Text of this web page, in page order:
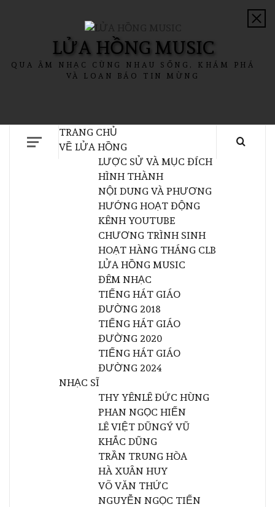
LỬA HỒNG MUSIC
QUA ÂM NHẠC CÙNG NHAU SỐNG, KHÁM PHÁ
VÀ LOAN BÁO TIN MỪNG
TRANG CHỦ
VỀ LỬA HỒNG
LƯỢC SỬ VÀ MỤC ĐÍCH
HÌNH THÀNH
NỘI DUNG VÀ PHƯƠNG
HƯỚNG HOẠT ĐỘNG
KÊNH YOUTUBE
CHƯƠNG TRÌNH SINH
HOẠT HÀNG THÁNG CLB
LỬA HỒNG MUSIC
ĐÊM NHẠC
TIẾNG HÁT GIÁO
ĐƯỜNG 2018
TIẾNG HÁT GIÁO
ĐƯỜNG 2020
TIẾNG HÁT GIÁO
ĐƯỜNG 2024
NHẠC SĨ
THY YÊNLÊ ĐỨC HÙNG
PHAN NGỌC HIẾN
LÊ VIỆT DŨNGÝ VŨ
KHẮC DŨNG
TRẦN TRUNG HÒA
HÀ XUÂN HUY
VÕ VĂN THỨC
NGUYỄN NGỌC TIẾN